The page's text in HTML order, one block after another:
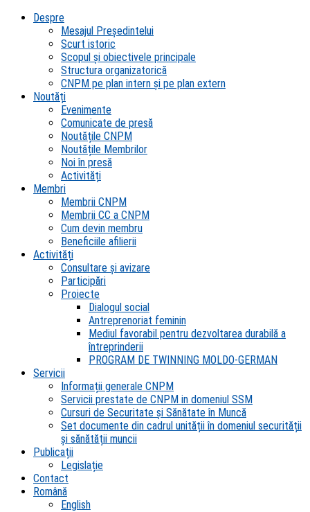
Despre
Mesajul Președintelui
Scurt istoric
Scopul şi obiectivele principale
Structura organizatorică
CNPM pe plan intern şi pe plan extern
Noutăți
Evenimente
Comunicate de presă
Noutățile CNPM
Noutățile Membrilor
Noi în presă
Activități
Membri
Membrii CNPM
Membrii CC a CNPM
Cum devin membru
Beneficiile afilierii
Activități
Consultare și avizare
Participări
Proiecte
Dialogul social
Antreprenoriat feminin
Mediul favorabil pentru dezvoltarea durabilă a
întreprinderii
PROGRAM DE TWINNING MOLDO-GERMAN
Servicii
Informații generale CNPM
Servicii prestate de CNPM in domeniul SSM
Cursuri de Securitate și Sănătate în Muncă
Set documente din cadrul unității în domeniul securității
și sănătății muncii
Publicații
Legislație
Contact
Română
English